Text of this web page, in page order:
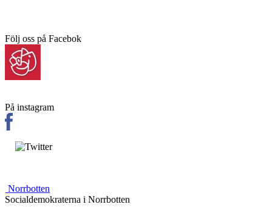
Följ oss på Facebok
På instagram
Norrbotten
Socialdemokraterna i Norrbotten